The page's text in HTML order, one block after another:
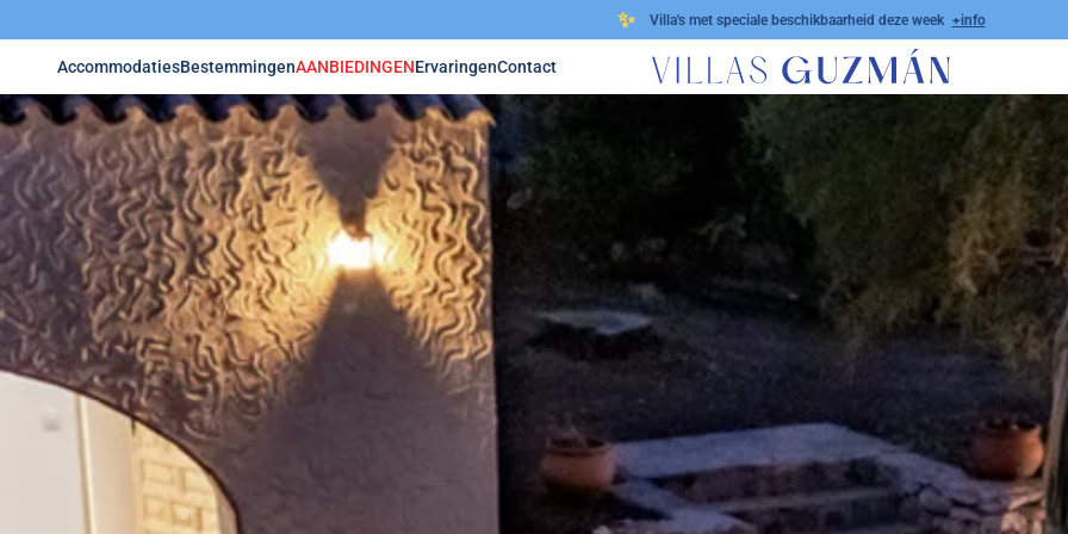
✨ Villa's met speciale beschikbaarheid deze week +info
AccommodatiesBestemmingenAANBIEDINGENErvaringenContact